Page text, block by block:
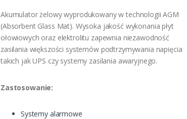
Akumulator żelowy wyprodukowany w technologii AGM
(Absorbent Glass Mat). Wysoka jakość wykonania płyt
ołowiowych oraz elektrolitu zapewnia niezawodność
zasilania większości systemów podtrzymywania napięcia
takich jak UPS czy systemy zasilania awaryjnego.
Zastosowanie:
Systemy alarmowe